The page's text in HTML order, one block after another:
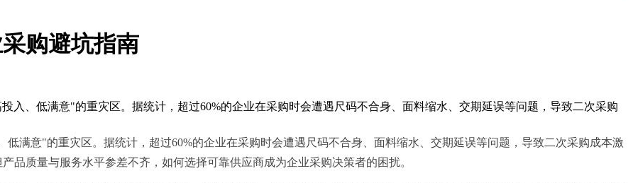
购避坑指南
入、低满意"的重灾区。据统计，超过60%的企业在采购时会遭遇尺码不合身、面料缩水、交期延误等问题，导致二次采购
满意"的重灾区。据统计，超过60%的企业在采购时会遭遇尺码不合身、面料缩水、交期延误等问题，导致二次采购成本激
品质量与服务水平参差不齐，如何选择可靠供应商成为企业采购决策者的困扰。